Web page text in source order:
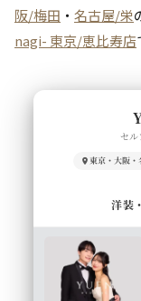
阪/梅田 ・ 名古屋/栄
nagi- 東京/恵比寿店
セ
東京・大阪
洋装